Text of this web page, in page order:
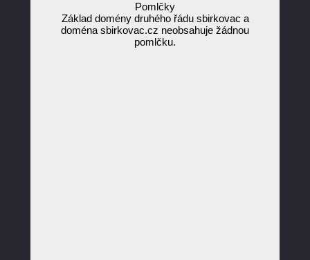
Pomlčky
Základ domény druhého řádu sbirkovac a
doména sbirkovac.cz neobsahuje žádnou
pomlčku.